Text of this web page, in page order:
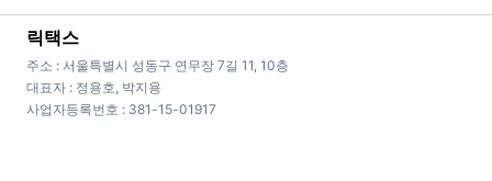
과다 납부 세금 환급
과거 5년 신고를 재검토하여 놓친 환급 기회를
릭택스
주소 : 서울특별시 성동구 연무장 7길 11, 10층
대표자 : 정용호, 박지용
사업자등록번호 : 381-15-01917